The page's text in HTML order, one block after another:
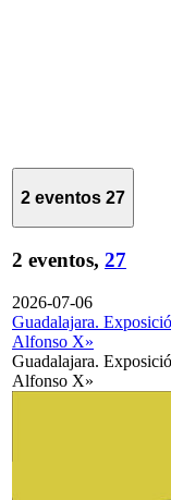
2 eventos 27
2 eventos, 27
2026-07-06
Guadalajara.
Alfonso X»
Guadalajara.
Alfonso X»